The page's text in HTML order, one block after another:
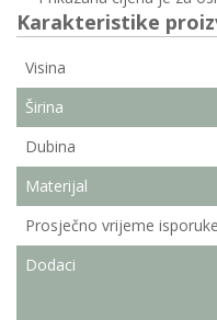
Karakteristike
Visina
Širina
Dubina
Materijal
Prosječno vrijeme isporuke
Dodaci